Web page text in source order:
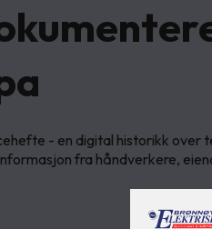
- en digital historikk over
fra håndverkere,